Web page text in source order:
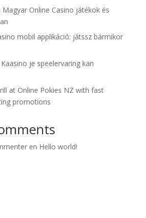
Online Casino játékok és
mobil applikáció: játssz bármikor
je speelervaring kan
at Online Pokies NZ with fast
promotions
en Hello world!